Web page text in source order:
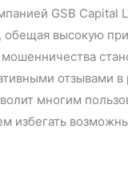
GSB Capital
обещая высокую
отзывами в
многим